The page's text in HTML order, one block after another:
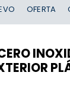
OFERTA